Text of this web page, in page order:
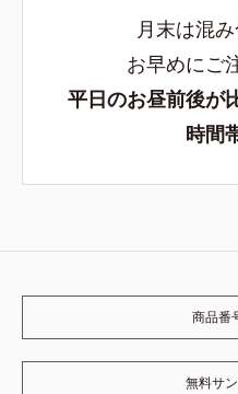
月末は混
お早めにご
平日のお昼前後が
時間
商品番
無料サ